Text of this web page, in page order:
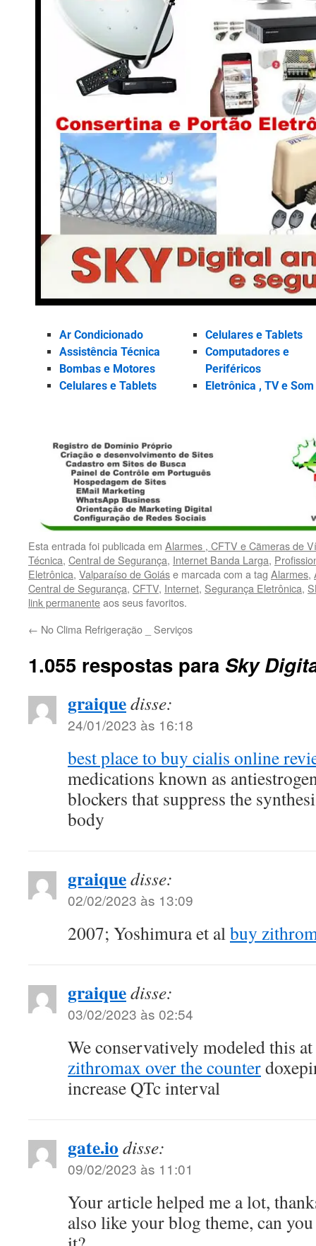
Ar Condicionado
Assistência Técnica
Bombas e Motores
Celulares e Tablets
Celulares e Tablets
Computadores e
Periféricos
Eletrônica , TV e Som
Esta entrada foi publicada em Alarmes , CFTV e Cãmeras de
Técnica, Central de Segurança, Internet Banda Larga,
Eletrônica, Valparaíso de Goiáse marcada com a tag Alarmes,
Central de Segurança, CFTV, Internet, Segurança Eletrônica,
link permanenteaos seus favoritos.
← No Clima Refrigeração _ Serviços
1.055 respostas para Sky
graiquedisse:
24/01/2023 às 16:18
best place to buy cialis online
medications known as
blockers that suppress the
body
graiquedisse:
02/02/2023 às 13:09
2007; Yoshimura et albuy
graiquedisse:
03/02/2023 às 02:54
We conservatively modeled this
zithromax over the counter
increase QTc interval
gate.io disse:
09/02/2023 às 11:01
Your article helped me a lot,
also like your blog theme, can